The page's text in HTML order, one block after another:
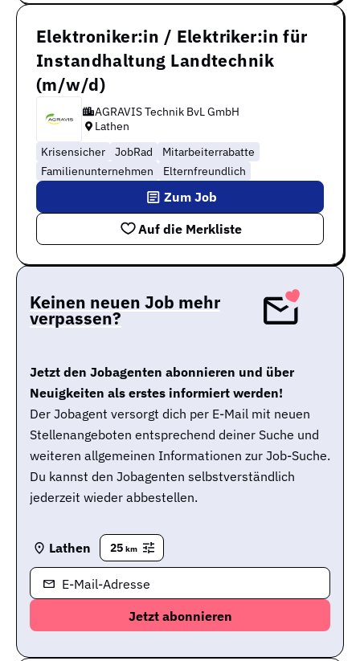
Elektroniker:in / Elektriker:in für
Instandhaltung Landtechnik
(m/w/d)
AGRAVIS Technik BvL GmbH
Lathen
Krisensicher
JobRad
Mitarbeiterrabatte
Familienunternehmen
Elternfreundlich
Auf die Merkliste
Zum Job
Keinen neuen Job mehr
verpassen?
Jetzt den Jobagenten abonnieren und über
Neuigkeiten als erstes informiert werden!
Der Jobagent versorgt dich per E-Mail mit neuen
Stellenangeboten entsprechend deiner Suche und
weiteren allgemeinen Informationen zur Job-Suche.
Du kannst den Jobagenten selbstverständlich
jederzeit wieder abbestellen.
Lathen 25 km
E-Mail-Adresse